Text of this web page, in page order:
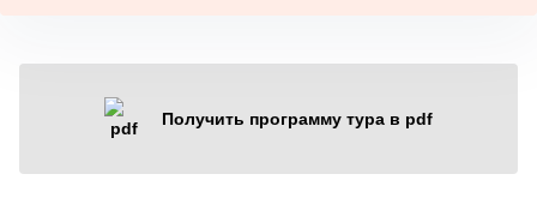
Получить программу тура в pdf